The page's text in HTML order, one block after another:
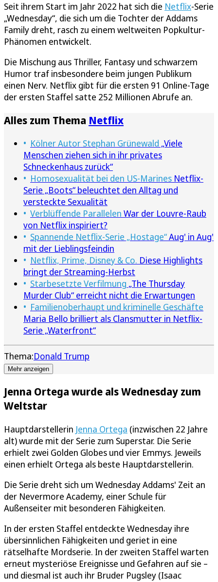
Seit ihrem Start im Jahr 2022 hat sich die Netflix-Serie
„Wednesday“, die sich um die Tochter der Addams
Family dreht, rasch zu einem weltweiten Popkultur-
Phänomen entwickelt.
Die Mischung aus Thriller, Fantasy und schwarzem
Humor traf insbesondere beim jungen Publikum
einen Nerv. Netflix gibt für die ersten 91 Online-Tage
der ersten Staffel satte 252 Millionen Abrufe an.
Alles zum Thema Netflix
Kölner Autor Stephan Grünewald „Viele
Menschen ziehen sich in ihr privates
Schneckenhaus zurück“
Homosexualität bei den US-Marines Netflix-
Serie „Boots“ beleuchtet den Alltag und
versteckte Sexualität
Verblüffende Parallelen War der Louvre-Raub
von Netflix inspiriert?
Spannende Netflix-Serie „Hostage“Aug' in Aug'
mit der Lieblingsfeindin
Netflix, Prime, Disney & Co. Diese Highlights
bringt der Streaming-Herbst
Starbesetzte Verfilmung „The Thursday
Murder Club“ erreicht nicht die Erwartungen
Familienoberhaupt und kriminelle Geschäfte
Maria Bello brilliert als Clansmutter in Netflix-
Serie „Waterfront“
Thema:Donald Trump
Mehr anzeigen
Jenna Ortega wurde als Wednesday zum
Weltstar
Hauptdarstellerin Jenna Ortega (inzwischen 22 Jahre
alt) wurde mit der Serie zum Superstar. Die Serie
erhielt zwei Golden Globes und vier Emmys. Jeweils
einen erhielt Ortega als beste Hauptdarstellerin.
Die Serie dreht sich um Wednesday Addams' Zeit an
der Nevermore Academy, einer Schule für
Außenseiter mit besonderen Fähigkeiten.
In der ersten Staffel entdeckte Wednesday ihre
übersinnlichen Fähigkeiten und geriet in eine
rätselhafte Mordserie. In der zweiten Staffel warten
erneut mysteriöse Ereignisse und Gefahren auf sie –
und diesmal ist auch ihr Bruder Pugsley (Isaac